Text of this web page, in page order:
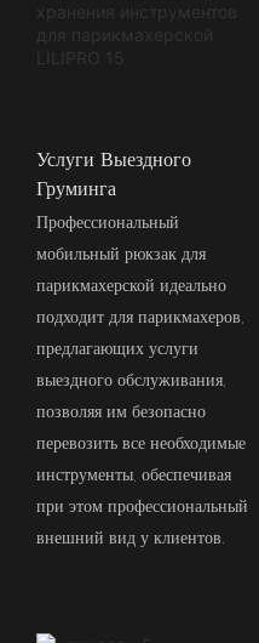
Услуги Выездного
Груминга
Профессиональный
мобильный рюкзак для
парикмахерской идеально
подходит для парикмахеров,
предлагающих услуги
выездного обслуживания,
позволяя им безопасно
перевозить все необходимые
инструменты, обеспечивая
при этом профессиональный
внешний вид у клиентов.